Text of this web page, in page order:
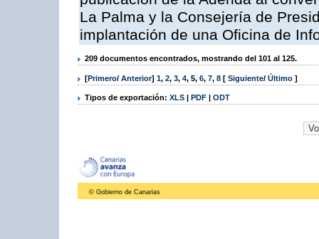
La Palma y la Consejería de
implantación de una Oficina de
209 documentos encontrados, mostrando del 101 al 125.
[Primero/ Anterior] 1, 2, 3, 4, 5, 6, 7, 8 [ Siguiente/ Último ]
Tipos de exportación: XLS | PDF | ODT
© Gobierno de Canarias